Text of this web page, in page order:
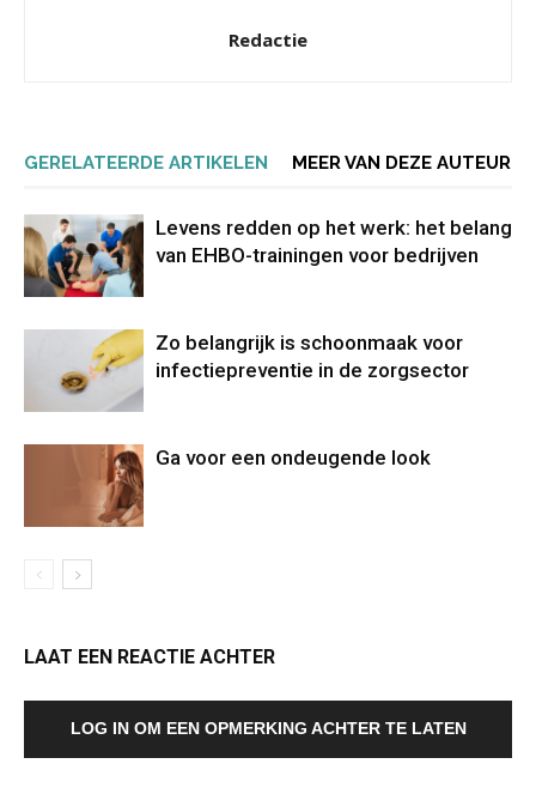
Redactie
GERELATEERDE ARTIKELEN MEER VAN DEZE AUTEUR
Levens redden op het werk: het belang
van EHBO-trainingen voor bedrijven
Zo belangrijk is schoonmaak voor
infectiepreventie in de zorgsector
Ga voor een ondeugende look
LAAT EEN REACTIE ACHTER
LOG IN OM EEN OPMERKING ACHTER TE LATEN